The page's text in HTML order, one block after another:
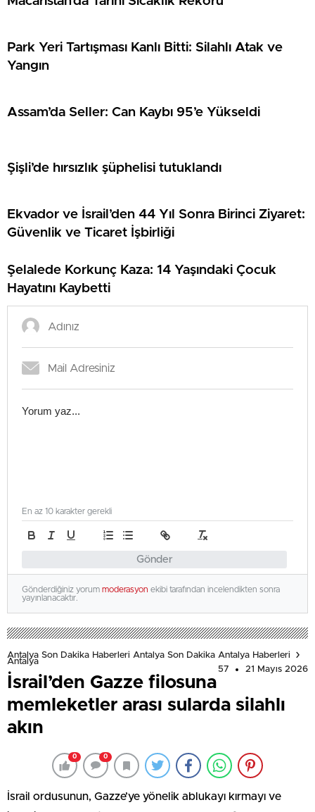
Park Yeri Tartışması Kanlı Bitti: Silahlı Atak ve
Yangın
Assam’da Seller: Can Kaybı 95’e Yükseldi
Şişli’de hırsızlık şüphelisi tutuklandı
Ekvador ve İsrail’den 44 Yıl Sonra Birinci Ziyaret:
Güvenlik ve Ticaret İşbirliği
Şelalede Korkunç Kaza: 14 Yaşındaki Çocuk
Hayatını Kaybetti
Gönder
En az 10 karakter gerekli
Gönderdiğiniz yorum moderasyon ekibi tarafından incelendikten sonra
yayınlanacaktır.
Antalya Son Dakika Haberleri Antalya Son Dakika Antalya Haberleri
Antalya
57
21 Mayıs 2026
İsrail’den Gazze filosuna
memleketler arası sularda silahlı
akın
0 0
İsrail ordusunun, Gazze’ye yönelik ablukayı kırmayı ve